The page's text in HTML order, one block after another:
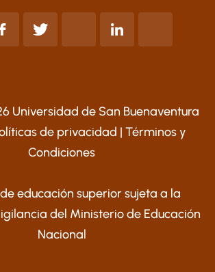
Universidad de San Buenaventura
de privacidad | Términos y
Condiciones
educación superior sujeta a la
del Ministerio de Educación
Nacional